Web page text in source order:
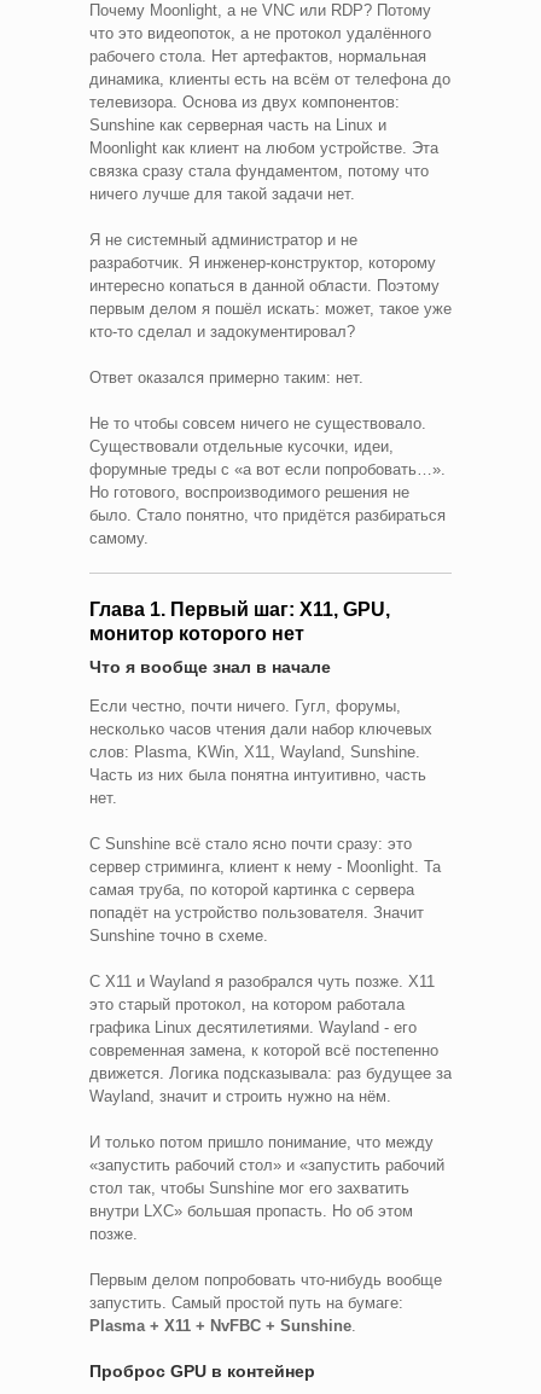
Почему Moonlight, а не VNC или RDP? Потому
что это видеопоток, а не протокол удалённого
рабочего стола. Нет артефактов, нормальная
динамика, клиенты есть на всём от телефона до
телевизора. Основа из двух компонентов:
Sunshine как серверная часть на Linux и
Moonlight как клиент на любом устройстве. Эта
связка сразу стала фундаментом, потому что
ничего лучше для такой задачи нет.
Я не системный администратор и не
разработчик. Я инженер-конструктор, которому
интересно копаться в данной области. Поэтому
первым делом я пошёл искать: может, такое уже
кто-то сделал и задокументировал?
Ответ оказался примерно таким: нет.
Не то чтобы совсем ничего не существовало.
Существовали отдельные кусочки, идеи,
форумные треды с «а вот если попробовать…».
Но готового, воспроизводимого решения не
было. Стало понятно, что придётся разбираться
самому.
Глава 1. Первый шаг: X11, GPU,
монитор которого нет
Что я вообще знал в начале
Если честно, почти ничего. Гугл, форумы,
несколько часов чтения дали набор ключевых
слов: Plasma, KWin, X11, Wayland, Sunshine.
Часть из них была понятна интуитивно, часть
нет.
С Sunshine всё стало ясно почти сразу: это
сервер стриминга, клиент к нему - Moonlight. Та
самая труба, по которой картинка с сервера
попадёт на устройство пользователя. Значит
Sunshine точно в схеме.
С X11 и Wayland я разобрался чуть позже. X11
это старый протокол, на котором работала
графика Linux десятилетиями. Wayland - его
современная замена, к которой всё постепенно
движется. Логика подсказывала: раз будущее за
Wayland, значит и строить нужно на нём.
И только потом пришло понимание, что между
«запустить рабочий стол» и «запустить рабочий
стол так, чтобы Sunshine мог его захватить
внутри LXC» большая пропасть. Но об этом
позже.
Первым делом попробовать что-нибудь вообще
запустить. Самый простой путь на бумаге:
Plasma + X11 + NvFBC + Sunshine
Проброс GPU в контейнер